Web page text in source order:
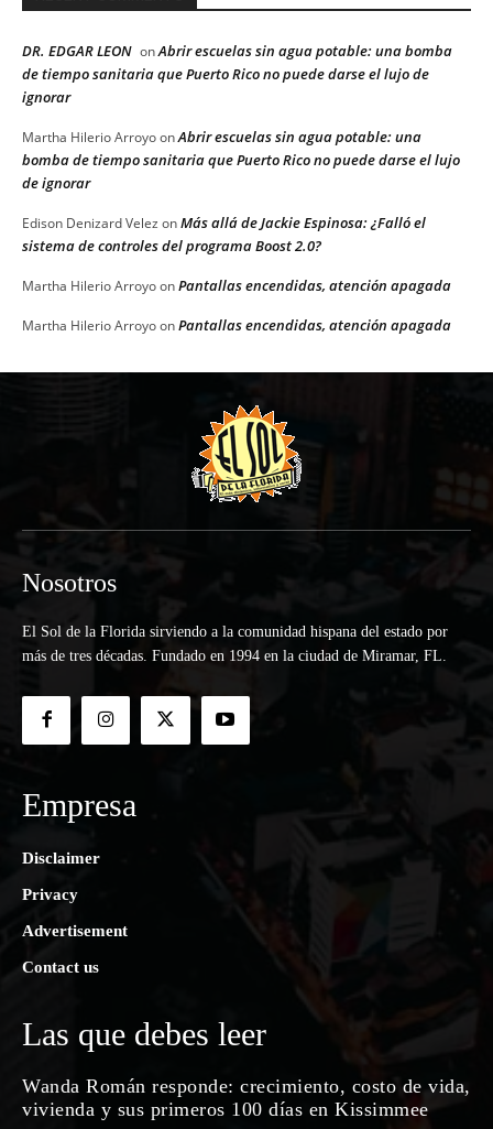
DR. EDGAR LEON onAbrir escuelas sin agua potable: una bomba
de tiempo sanitaria que Puerto Rico no puede darse el lujo de
ignorar
Martha Hilerio ArroyoonAbrir escuelas sin agua potable: una
bomba de tiempo sanitaria que Puerto Rico no puede darse el lujo
de ignorar
Edison Denizard Velez onMás allá de Jackie Espinosa: ¿Falló el
sistema de controles del programa Boost 2.0?
Martha Hilerio ArroyoonPantallas encendidas, atención apagada
Martha Hilerio ArroyoonPantallas encendidas, atención apagada
Nosotros
El Sol de la Florida sirviendo a la comunidad hispana del estado por
más de tres décadas. Fundado en 1994 en la ciudad de Miramar, FL.
Empresa
Disclaimer
Privacy
Advertisement
Contact us
Las que debes leer
Wanda Román responde: crecimiento, costo de vida,
vivienda y sus primeros 100 días en Kissimmee